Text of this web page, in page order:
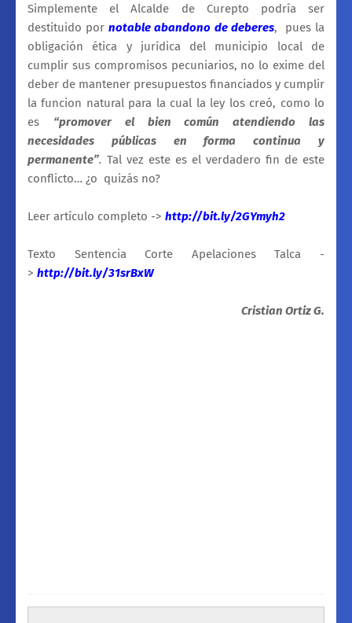
Simplemente el Alcalde de Curepto podría ser
destituido pornotable abandono de deberes, pues la
obligación ética y jurídica del municipio local de
cumplir sus compromisos pecuniarios, no lo exime del
deber de mantener presupuestos financiados y cumplir
la funcion natural para la cual la ley los creó, como lo
es “promover el bien común atendiendo las
necesidades públicas en forma continua y
permanente”. Tal vez este es el verdadero fin de este
conflicto… ¿o quizás no?
Leer artículo completo -> http://bit.ly/2GYmyh2
Texto Sentencia Corte Apelaciones Talca -
> http://bit.ly/31srBxW
Cristian Ortiz G.